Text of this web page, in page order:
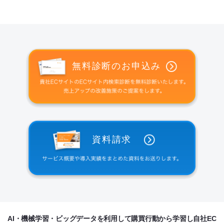
無料診断のお申込み
資料請求
AI・機械学習・ビッグデータを利用して購買行動から学習し自社EC